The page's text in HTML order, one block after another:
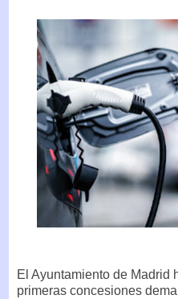
El Ayuntamiento de Madrid
primeras concesiones